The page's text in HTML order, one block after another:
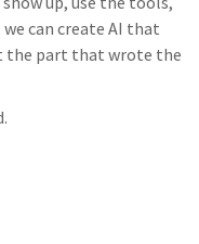
can create AI that
the part that wrote the